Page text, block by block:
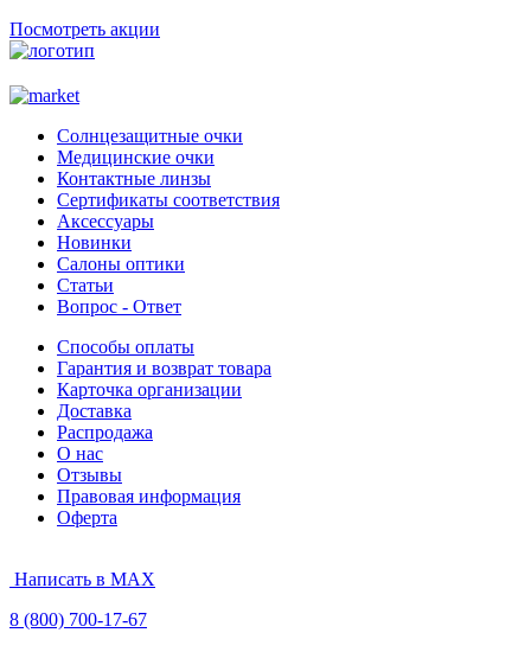
Посмотреть акции
Солнцезащитные очки
Медицинские очки
Контактные линзы
Сертификаты соответствия
Аксессуары
Новинки
Салоны оптики
Статьи
Вопрос - Ответ
Способы оплаты
Гарантия и возврат товара
Карточка организации
Доставка
Распродажа
О нас
Отзывы
Правовая информация
Оферта
Написать в MAX
8 (800) 700-17-67